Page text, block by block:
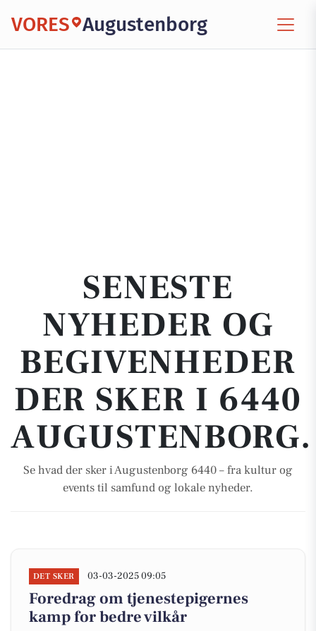
VORES Augustenborg
SENESTE
NYHEDER OG
BEGIVENHEDER
DER SKER I 6440
AUGUSTENBORG.
Se hvad der sker i Augustenborg 6440 – fra kultur og
events til samfund og lokale nyheder.
DET SKER 03-03-2025 09:05
Foredrag om tjenestepigernes
kamp for bedre vilkår